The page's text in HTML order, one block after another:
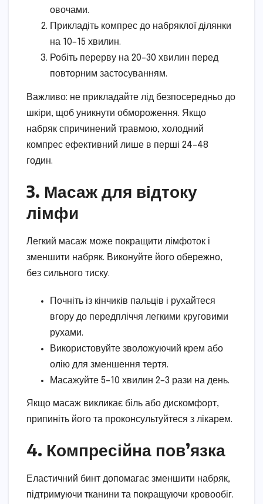
овочами.
Прикладіть компрес до набряклої ділянки
на 10–15 хвилин.
Робіть перерву на 20–30 хвилин перед
повторним застосуванням.
Важливо: не прикладайте лід безпосередньо до
шкіри, щоб уникнути обмороження. Якщо
набряк спричинений травмою, холодний
компрес ефективний лише в перші 24–48
годин.
3. Масаж для відтоку
лімфи
Легкий масаж може покращити лімфоток і
зменшити набряк. Виконуйте його обережно,
без сильного тиску.
Почніть із кінчиків пальців і рухайтеся
вгору до передпліччя легкими круговими
рухами.
Використовуйте зволожуючий крем або
олію для зменшення тертя.
Масажуйте 5–10 хвилин 2–3 рази на день.
Якщо масаж викликає біль або дискомфорт,
припиніть його та проконсультуйтеся з лікарем.
4. Компресійна пов’язка
Еластичний бинт допомагає зменшити набряк,
підтримуючи тканини та покращуючи кровообіг.